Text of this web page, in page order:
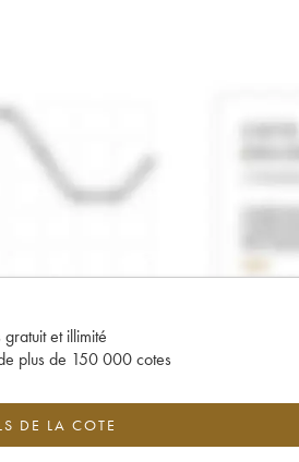
et illimité
plus de 150 000 cotes
DE LA COTE